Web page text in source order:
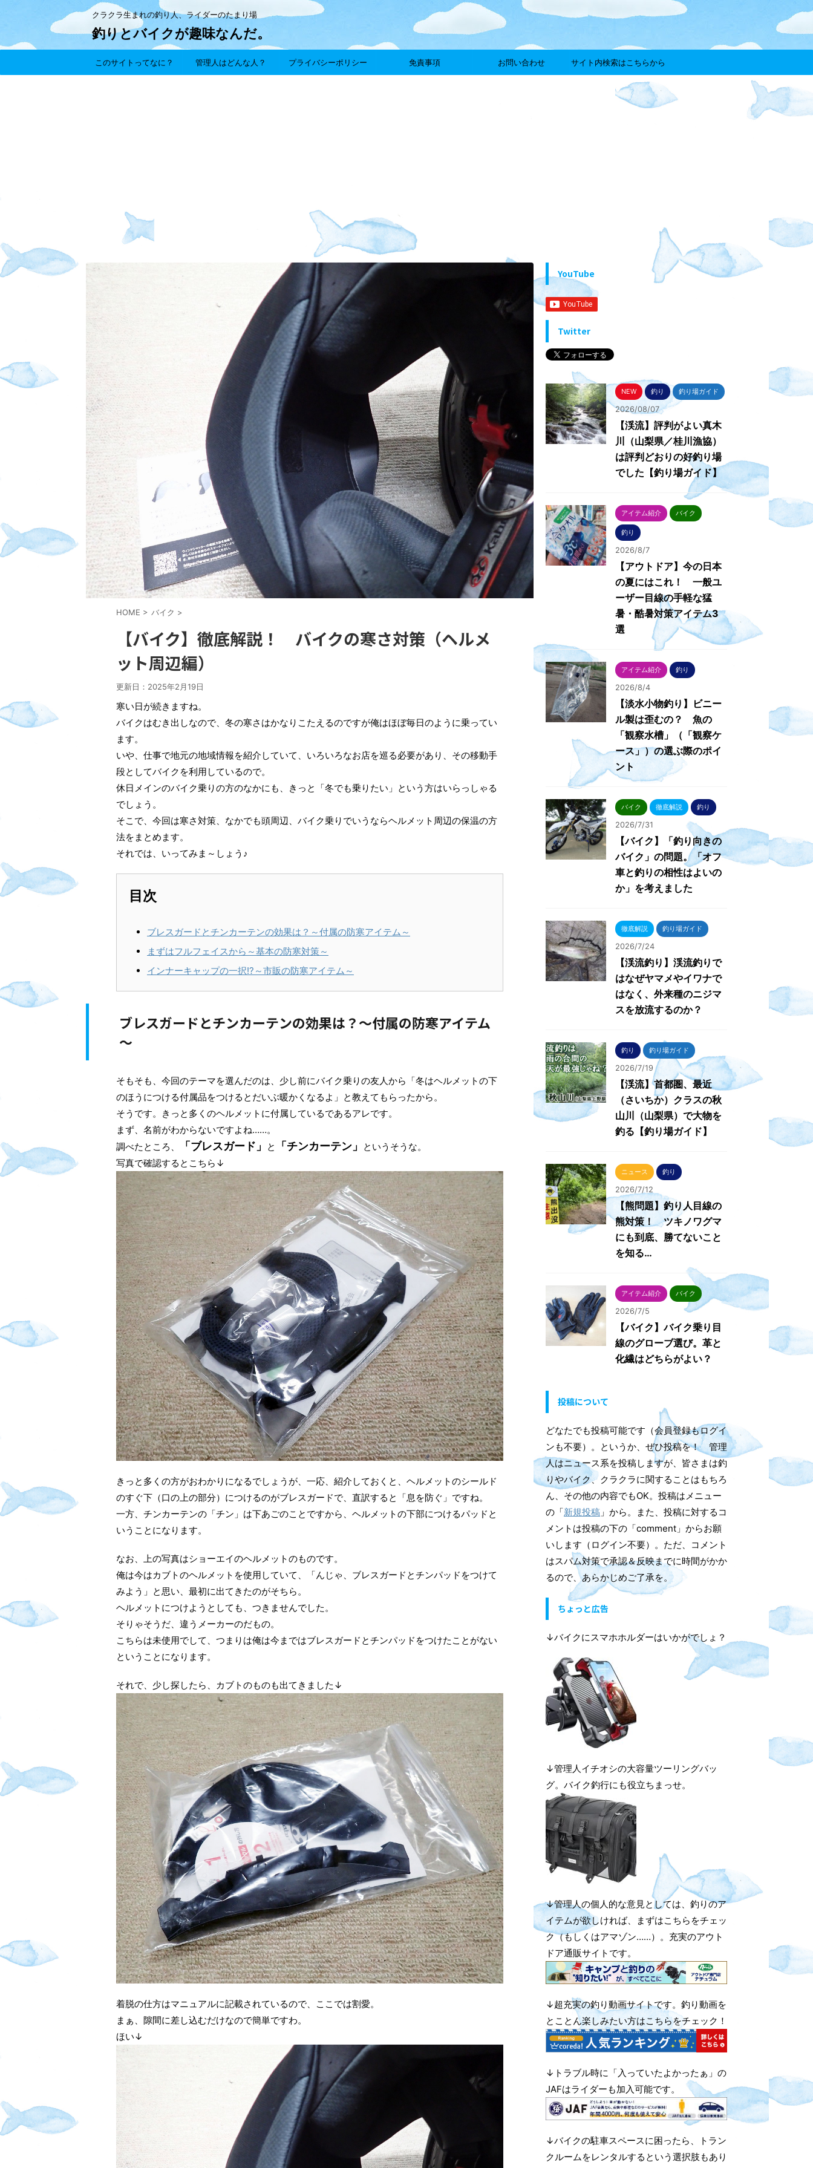
クラクラ生まれの釣り人、ライダーのたまり場
釣りとバイクが趣味なんだ。
このサイトってなに？ 管理人はどんな人？ プライバシーポリシー 免責事項 お問い合わせ サイト内検索はこちらから
HOME > バイク >
【バイク】徹底解説！ バイクの寒さ対策（ヘルメ
ット周辺編）
更新日： 2025年2月19日
寒い日が続きますね。
バイクはむき出しなので、冬の寒さはかなりこたえるのですが俺はほぼ毎日のように乗ってい
ます。
いや、仕事で地元の地域情報を紹介していて、いろいろなお店を巡る必要があり、その移動手
段としてバイクを利用しているので。
休日メインのバイク乗りの方のなかにも、きっと「冬でも乗りたい」という方はいらっしゃる
でしょう。
そこで、今回は寒さ対策、なかでも頭周辺、バイク乗りでいうならヘルメット周辺の保温の方
法をまとめます。
それでは、いってみま～しょう♪
目次
ブレスガードとチンカーテンの効果は？～付属の防寒アイテム～
まずはフルフェイスから～基本の防寒対策～
インナーキャップの一択!?～市販の防寒アイテム～
ブレスガードとチンカーテンの効果は？～付属の防寒アイテム
～
そもそも、今回のテーマを選んだのは、少し前にバイク乗りの友人から「冬はヘルメットの下
のほうにつける付属品をつけるとだいぶ暖かくなるよ」と教えてもらったから。
そうです。きっと多くのヘルメットに付属しているであるアレです。
まず、名前がわからないですよね……。
調べたところ、
「ブレスガード」 と 「チンカーテン」
というそうな。
写真で確認するとこちら↓
きっと多くの方がおわかりになるでしょうが、一応、紹介しておくと、ヘルメットのシールド
のすぐ下（口の上の部分）につけるのがブレスガードで、直訳すると「息を防ぐ」ですね。
一方、チンカーテンの「チン」は下あごのことですから、ヘルメットの下部につけるパッドと
いうことになります。
なお、上の写真はショーエイのヘルメットのものです。
俺は今はカブトのヘルメットを使用していて、「んじゃ、ブレスガードとチンパッドをつけて
みよう」と思い、最初に出てきたのがそちら。
ヘルメットにつけようとしても、つきませんでした。
そりゃそうだ、違うメーカーのだもの。
こちらは未使用でして、つまりは俺は今まではブレスガードとチンパッドをつけたことがない
ということになります。
それで、少し探したら、カブトのものも出てきました↓
着脱の仕方はマニュアルに記載されているので、ここでは割愛。
まぁ、隙間に差し込むだけなので簡単ですわ。
ほい↓
YouTube
Twitter
NEW 釣り 釣り場ガイド
2026/08/07
【渓流】評判がよい真木
川（山梨県／桂川漁協）
は評判どおりの好釣り場
でした【釣り場ガイド】
アイテム紹介 バイク
釣り
2026/8/7
【アウトドア】今の日本
の夏にはこれ！ 一般ユ
ーザー目線の手軽な猛
暑・酷暑対策アイテム3
選
アイテム紹介 釣り
2026/8/4
【淡水小物釣り】ビニー
ル製は歪むの？ 魚の
「観察水槽」（「観察ケ
ース」）の選ぶ際のポイ
ント
バイク 徹底解説 釣り
2026/7/31
【バイク】「釣り向きの
バイク」の問題。「オフ
車と釣りの相性はよいの
か」を考えました
徹底解説 釣り場ガイド
2026/7/24
【渓流釣り】渓流釣りで
はなぜヤマメやイワナで
はなく、外来種のニジマ
スを放流するのか？
釣り 釣り場ガイド
2026/7/19
【渓流】首都圏、最近
（さいちか）クラスの秋
山川（山梨県）で大物を
釣る【釣り場ガイド】
ニュース 釣り
2026/7/12
【熊問題】釣り人目線の
熊対策！ ツキノワグマ
にも到底、勝てないこと
を知る…
アイテム紹介 バイク
2026/7/5
【バイク】バイク乗り目
線のグローブ選び。革と
化繊はどちらがよい？
投稿について
どなたでも投稿可能です（会員登録もログイ
ンも不要）。というか、ぜひ投稿を！ 管理
人はニュース系を投稿しますが、皆さまは釣
りやバイク、クラクラに関することはもちろ
ん、その他の内容でもOK。投稿はメニュー
の「新規投稿 」から。また、投稿に対するコ
メントは投稿の下の「comment」からお願
いします（ログイン不要）。ただ、コメント
はスパム対策で承認＆反映までに時間がかか
るので、あらかじめご了承を。
ちょっと広告
↓バイクにスマホホルダーはいかがでしょ？
↓管理人イチオシの大容量ツーリングバッ
グ。バイク釣行にも役立ちまっせ。
↓管理人の個人的な意見としては、釣りのア
イテムが欲しければ、まずはこちらをチェッ
ク（もしくはアマゾン……）。充実のアウト
ドア通販サイトです。
↓超充実の釣り動画サイトです。釣り動画を
とことん楽しみたい方はこちらをチェック！
↓トラブル時に「入っていたよかったぁ」の
JAFはライダーも加入可能です。
↓バイクの駐車スペースに困ったら、トラン
クルームをレンタルするという選択肢もあり